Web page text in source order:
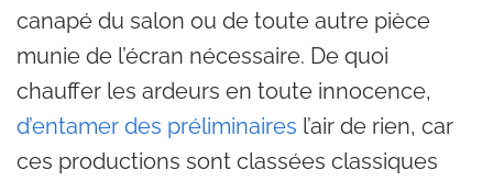
canapé du salon ou de toute autre pièce
munie de l’écran nécessaire. De quoi
chauffer les ardeurs en toute innocence,
d’entamer des préliminaires l’air de rien, car
ces productions sont classées classiques